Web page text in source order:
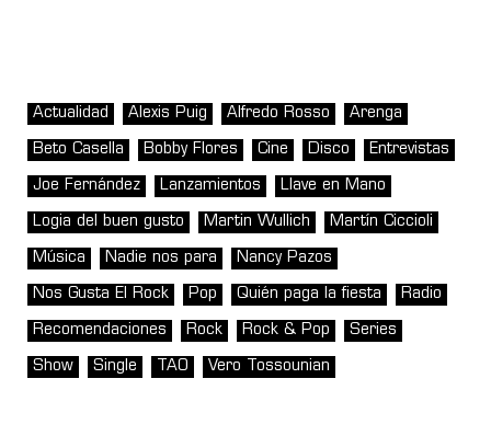
Actualidad Alexis Puig Alfredo Rosso Arenga
Beto Casella Bobby Flores Cine Disco Entrevistas
Joe Fernández Lanzamientos Llave en Mano
Logia del buen gusto Martin Wullich Martín Ciccioli
Música Nadie nos para Nancy Pazos
Nos Gusta El Rock Pop Quién paga la fiesta Radio
Recomendaciones Rock Rock & Pop Series
Show Single TAO Vero Tossounian